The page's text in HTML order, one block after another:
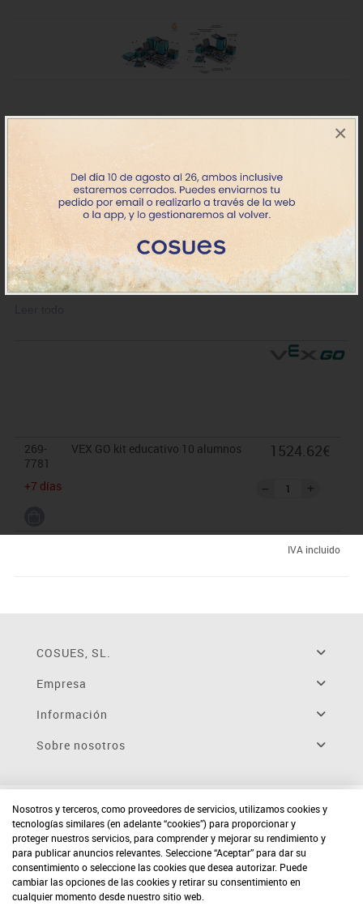
×
Vex GO kit para el aula
Descripción Detalles
El kit de VEX GO para el aula es perfecto para que los alumnos
lleven a cabo actividades de montaje de robótica y programación
y aprendan y desarrollen sus habilidades STEM (Science,
Technology, Engineering and Mathematics). Kit para: 10 alumnos.
1. Montaje:Construye tu robot, vehículo u otros elementos
269-
7781
VEX GO kit educativo 10 alumnos
+7 días
1524.62€
IVA incluido
COSUES, SL.
Empresa
Información
Sobre nosotros
Nosotros y terceros, como proveedores de servicios, utilizamos cookies y
tecnologías similares (en adelante “cookies”) para proporcionar y
proteger nuestros servicios, para comprender y mejorar su rendimiento y
para publicar anuncios relevantes. Seleccione “Aceptar” para dar su
consentimiento o seleccione las cookies que desea autorizar. Puede
cambiar las opciones de las cookies y retirar su consentimiento en
cualquier momento desde nuestro sitio web.